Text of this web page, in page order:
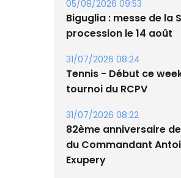
05/08/2026 09:53
Biguglia : messe de la
procession le 14 août
31/07/2026 08:24
Tennis - Début ce
tournoi du RCPV
31/07/2026 08:22
82ème anniversaire
du Commandant
Exupery